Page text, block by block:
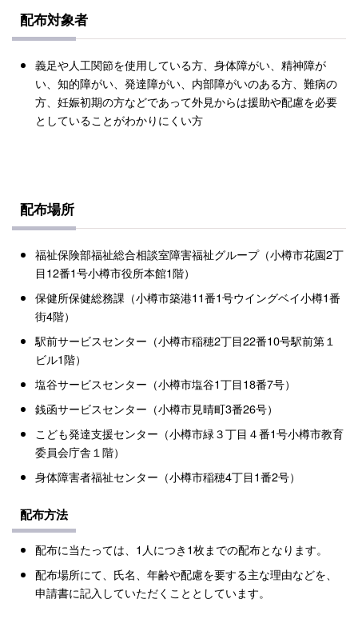
配布対象者
義足や人工関節を使用している方、身体障がい、精神障が
い、知的障がい、発達障がい、内部障がいのある方、難病の
方、妊娠初期の方などであって外見からは援助や配慮を必要
としていることがわかりにくい方
配布場所
福祉保険部福祉総合相談室障害福祉グループ（小樽市花園2丁
目12番1号小樽市役所本館1階）
保健所保健総務課（小樽市築港11番1号ウイングベイ小樽1番
街4階）
駅前サービスセンター（小樽市稲穂2丁目22番10号駅前第１
ビル1階）
塩谷サービスセンター（小樽市塩谷1丁目18番7号）
銭函サービスセンター（小樽市見晴町3番26号）
こども発達支援センター（小樽市緑３丁目４番1号小樽市教育
委員会庁舎１階）
身体障害者福祉センター（小樽市稲穂4丁目1番2号）
配布方法
配布に当たっては、1人につき1枚までの配布となります。
配布場所にて、氏名、年齢や配慮を要する主な理由などを、
申請書に記入していただくこととしています。